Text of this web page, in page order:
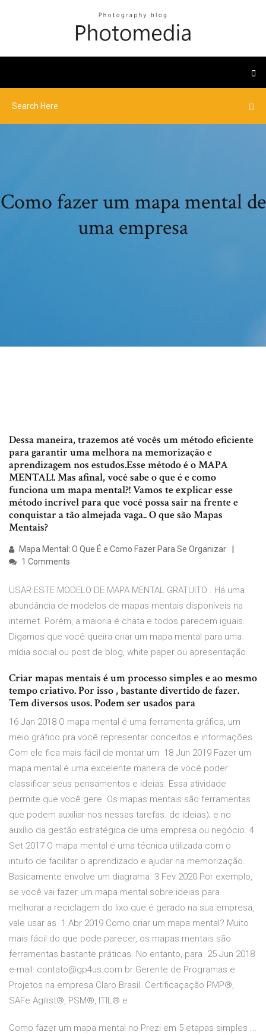
Como fazer um mapa mental de
uma empresa
Dessa maneira, trazemos até vocês um método eficiente
para garantir uma melhora na memorização e
aprendizagem nos estudos.Esse método é o MAPA
MENTAL!. Mas afinal, você sabe o que é e como
funciona um mapa mental?! Vamos te explicar esse
método incrível para que você possa sair na frente e
conquistar a tão almejada vaga.. O que são Mapas
Mentais?
Mapa Mental: O Que É e Como Fazer Para Se Organizar
1 Comments
USAR ESTE MODELO DE MAPA MENTAL GRATUITO . Há uma
abundância de modelos de mapas mentais disponíveis na
internet. Porém, a maioria é chata e todos parecem iguais.
Digamos que você queira criar um mapa mental para uma
mídia social ou post de blog, white paper ou apresentação.
Criar mapas mentais é um processo simples e ao mesmo
tempo criativo. Por isso , bastante divertido de fazer.
Tem diversos usos. Podem ser usados para
16 Jan 2018 O mapa mental é uma ferramenta gráfica, um
meio gráfico pra você representar conceitos e informações.
Com ele fica mais fácil de montar um 18 Jun 2019 Fazer um
mapa mental é uma excelente maneira de você poder
classificar seus pensamentos e ideias. Essa atividade
permite que você gere Os mapas mentais são ferramentas
que podem auxiliar-nos nessas tarefas. de ideias); e no
auxílio da gestão estratégica de uma empresa ou negócio. 4
Set 2017 O mapa mental é uma técnica utilizada com o
intuito de facilitar o aprendizado e ajudar na memorização.
Basicamente envolve um diagrama 3 Fev 2020 Por exemplo,
se você vai fazer um mapa mental sobre ideias para
melhorar a reciclagem do lixo que é gerado na sua empresa,
vale usar as 1 Abr 2019 Como criar um mapa mental? Muito
mais fácil do que pode parecer, os mapas mentais são
ferramentas bastante práticas. No entanto, para 25 Jun 2018
e-mail: contato@gp4us.com.br Gerente de Programas e
Projetos na empresa Claro Brasil. Certificaçação PMP®,
SAFe Agilist®, PSM®, ITIL® e
Como fazer um mapa mental no Prezi em 5 etapas simples ...